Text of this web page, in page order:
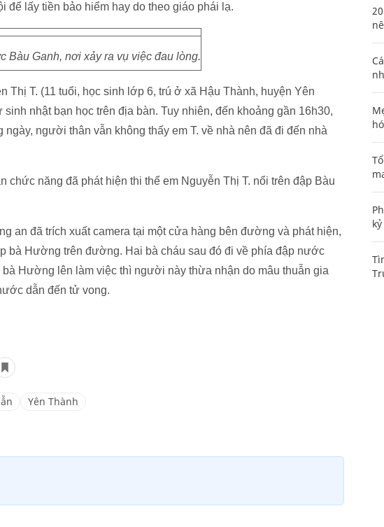
để lấy tiền bảo hiểm hay do theo giáo phái lạ.
Bàu Ganh, nơi xảy ra vụ việc đau lòng.
Thị T. (11 tuổi, học sinh lớp 6, trú ở xã Hậu Thành, huyện Yên
nhật bạn học trên địa bàn. Tuy nhiên, đến khoảng gần 16h30,
người thân vẫn không thấy em T. về nhà nên đã đi đến nhà
chức năng đã phát hiện thi thể em Nguyễn Thị T. nổi trên đập Bàu
an đã trích xuất camera tại một cửa hàng bên đường và phát hiện,
bà Hường trên đường. Hai bà cháu sau đó đi về phía đập nước
Hường lên làm việc thì người này thừa nhận do mâu thuẫn gia
dẫn đến tử vong.
Yên Thành